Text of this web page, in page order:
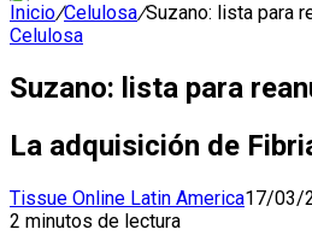
Inicio/Celulosa/Suzano: lista para
Celulosa
Suzano: lista para
La adquisición de
Tissue Online Latin America17/03/
2 minutos de lectura